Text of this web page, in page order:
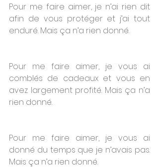
Pour me faire aimer, je n’ai rien dit
afin de vous protéger et j’ai tout
enduré. Mais ça n’a rien donné.
Pour me faire aimer, je vous ai
comblés de cadeaux et vous en
avez largement profité. Mais ça n’a
rien donné.
Pour me faire aimer, je vous ai
donné du temps que je n’avais pas.
Mais ça n’a rien donné.